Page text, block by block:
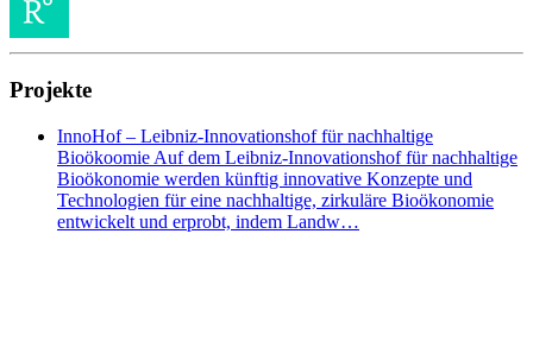
Projekte
InnoHof – Leibniz-Innovationshof für nachhaltige
Bioökoomie Auf dem Leibniz-Innovationshof für nachhaltige
Bioökonomie werden künftig innovative Konzepte und
Technologien für eine nachhaltige, zirkuläre Bioökonomie
entwickelt und erprobt, indem Landw…